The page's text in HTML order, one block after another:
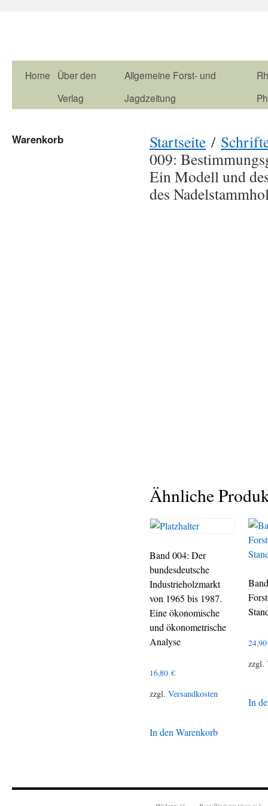
Home
Über den
Verlag
Allgemeine Forst- und
Jagdzeitung
Startseite /
009:
Ein Modell und
des
Ähnliche
Band 004: Der
bundesdeutsche
Industrieholzmarkt
von 1965 bis 1987.
Eine ökonomische
und ökonometrische
Analyse
16,80 €
zzgl. Versandkosten
In den Warenkorb
zzgl.
In
Warenkorb